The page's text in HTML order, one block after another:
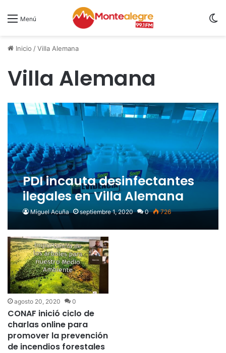
Menú
Inicio /Villa Alemana
Villa Alemana
PDI incauta desinfectantes
ilegales en Villa Alemana
Miguel Acuña septiembre 1, 2020 0 726
agosto 20, 2020 0
CONAF inició ciclo de
charlas online para
promover la prevención
de incendios forestales